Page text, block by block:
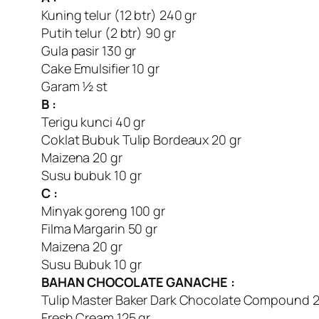
Kuning telur (12 btr) 240 gr
Putih telur (2 btr) 90 gr
Gula pasir 130 gr
Cake Emulsifier 10 gr
Garam ½ st
B :
Terigu kunci 40 gr
Coklat Bubuk Tulip Bordeaux 20 gr
Maizena 20 gr
Susu bubuk 10 gr
C :
Minyak goreng 100 gr
Filma Margarin 50 gr
Maizena 20 gr
Susu Bubuk 10 gr
BAHAN CHOCOLATE GANACHE :
Tulip Master Baker Dark Chocolate Compound